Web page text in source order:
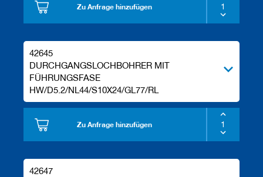
Zu Anfrage hinzufügen
42645
DURCHGANGSLOCHBOHRER MIT
FÜHRUNGSFASE
HW/D5.2/NL44/S10X24/GL77/RL
Zu Anfrage hinzufügen
42647